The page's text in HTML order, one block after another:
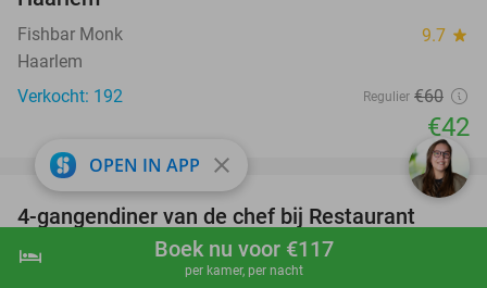
shopping_cart Boek nu
hotel Boek nu voor €117
per kamer, per nacht
Fishbar Monk 9.7 star
Haarlem
Verkocht: 192
Regulier €60
€42
23%
favorite_border
4-gangendiner van de chef bij Restaurant
Franzen in hartje Haarlem
OPEN IN APP close